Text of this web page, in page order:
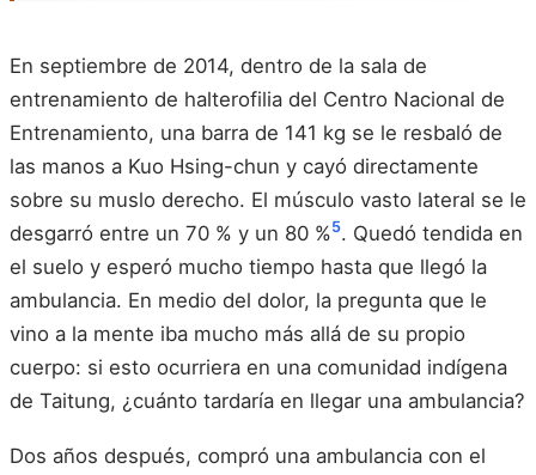
En septiembre de 2014, dentro de la sala de
entrenamiento de halterofilia del Centro Nacional de
Entrenamiento, una barra de 141 kg se le resbaló de
las manos a Kuo Hsing-chun y cayó directamente
sobre su muslo derecho. El músculo vasto lateral se le
desgarró entre un 70 % y un 80 %5. Quedó tendida en
el suelo y esperó mucho tiempo hasta que llegó la
ambulancia. En medio del dolor, la pregunta que le
vino a la mente iba mucho más allá de su propio
cuerpo: si esto ocurriera en una comunidad indígena
de Taitung, ¿cuánto tardaría en llegar una ambulancia?
Dos años después, compró una ambulancia con el